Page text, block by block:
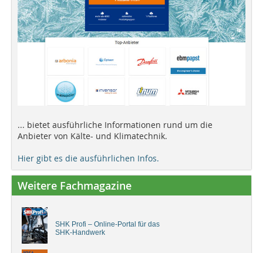
... bietet ausführliche Informationen rund um die
Anbieter von Kälte- und Klimatechnik.
Hier gibt es die ausführlichen Infos.
Weitere Fachmagazine
SHK Profi – Online-Portal für das
SHK-Handwerk